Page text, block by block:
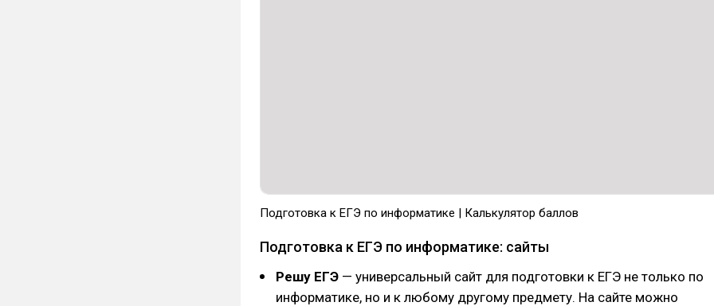
Подготовка к ЕГЭ по информатике | Калькулятор баллов
Подготовка к ЕГЭ по информатике: сайты
Решу ЕГЭ — универсальный сайт для подготовки к ЕГЭ не только по
информатике, но и к любому другому предмету. На сайте можно